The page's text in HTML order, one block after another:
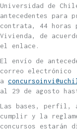
Universidad de
antecedentes para
contrata, 44
Vivienda, de
el enlace.
El envío de
correo electrónico
a
al 29 de agosto
Las bases, perfil,
cumplir y la
concursos estarán